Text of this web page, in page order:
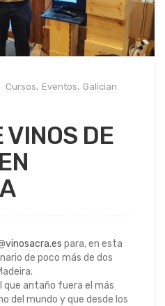
Cursos, Eventos, Galician
VINOS DE
vinosacra.es para, en esta
de poco más de dos
que antaño fuera el más
del mundo y que desde los